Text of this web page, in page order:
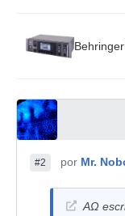
#2 por Mr.
AΩ